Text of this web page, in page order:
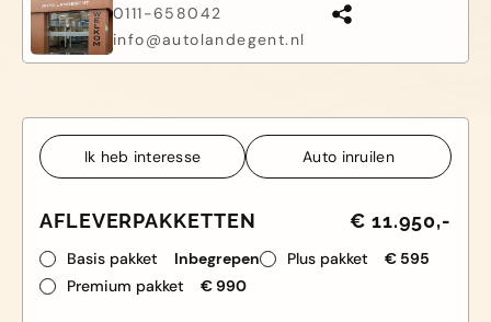
0111-658042
info@autolandegent.nl
Ik heb interesse Auto inruilen
AFLEVERPAKKETTEN € 11.950,-
Basis pakket Inbegrepen Plus pakket
€ 595
Premium pakket
€ 990